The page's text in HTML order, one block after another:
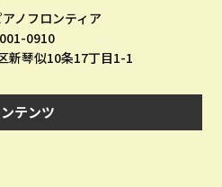
ノフロンティア
0910
新琴似10条17丁目1-1
テンツ